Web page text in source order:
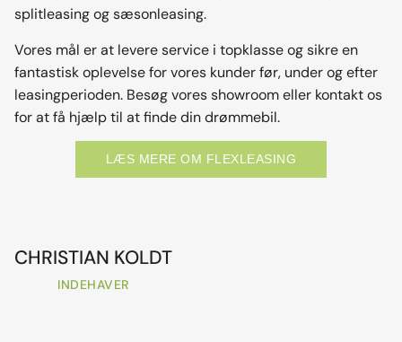
splitleasing og sæsonleasing.
Vores mål er at levere service i topklasse og sikre en
fantastisk oplevelse for vores kunder før, under og efter
leasingperioden. Besøg vores showroom eller kontakt os
for at få hjælp til at finde din drømmebil.
LÆS MERE OM FLEXLEASING
CHRISTIAN KOLDT
INDEHAVER